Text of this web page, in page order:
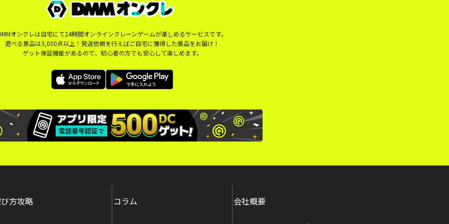
オンクレは自宅にて24時間オンラインクレーンゲームが楽しめるサービスです。
遊べる景品は3,000点以上！発送依頼を行えばご自宅に獲得した景品をお届け！
ゲット保証機能があるので、初心者の方でも安心して楽しめます。
方攻略 コラム 会社概要